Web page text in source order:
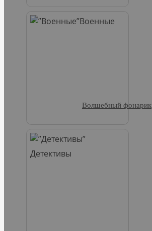
Военные
Детективы
Волшебный фонарик